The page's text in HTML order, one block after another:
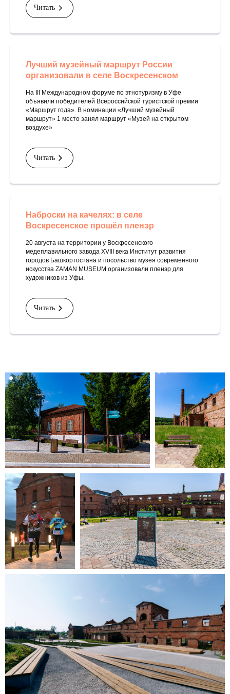
Читать
Лучший музейный маршрут России
организовали в селе Воскресенском
На III Международном форуме по этнотуризму в Уфе
объявили победителей Всероссийской туристской премии
«Маршрут года». В номинации «Лучший музейный
маршрут» 1 место занял маршрут «Музей на открытом
воздухе»
Читать
Наброски на качелях: в селе
Воскресенское прошёл пленэр
20 августа на территории у Воскресенского
медеплавильного завода XVIII века Институт развития
городов Башкортостана и посольство музея современного
искусства ZAMAN MUSEUM организовали пленэр для
художников из Уфы.
Читать